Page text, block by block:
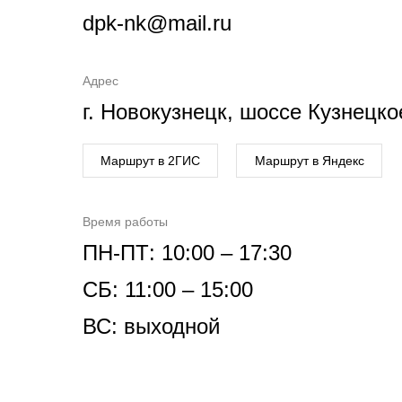
dpk-nk@mail.ru
Адрес
г. Новокузнецк, шоссе
Время работы
ПН-ПТ: 10:00 – 17:30
СБ: 11:00 – 15:00
ВС: выходной
Маршрут в 2ГИС Маршрут в Яндекс